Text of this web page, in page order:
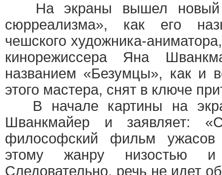
На экраны вышел новый
сюрреализма», как его
чешского художника-
кинорежиссера Яна
названием «Безумцы», как и
этого мастера, снят в ключе
В начале картины на
Шванкмайер и заявляет:
философский фильм
этому жанру низостью и
Следовательно, речь не идет